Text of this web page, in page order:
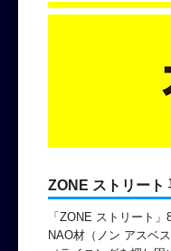
ZONE ストリート
「ZONE ストリート
NAO材（ノン アスベ